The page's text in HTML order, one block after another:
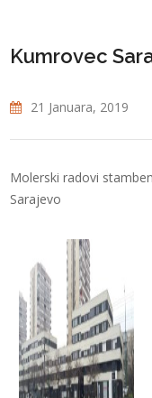
Kumrovec
21 Januara, 2019
Molerski radovi
Sarajevo